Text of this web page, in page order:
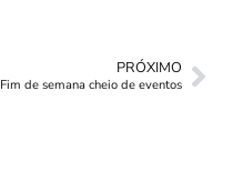
PRÓXIMO
Fim de semana cheio de eventos